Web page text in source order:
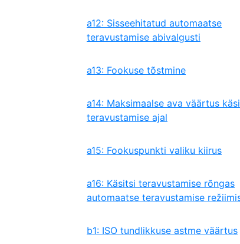
a12: Sisseehitatud automaatse
teravustamise abivalgusti
a13: Fookuse tõstmine
a14: Maksimaalse ava väärtus
teravustamise ajal
a15: Fookuspunkti valiku kiirus
a16: Käsitsi teravustamise rõngas
automaatse teravustamise
b1: ISO tundlikkuse astme väärtus